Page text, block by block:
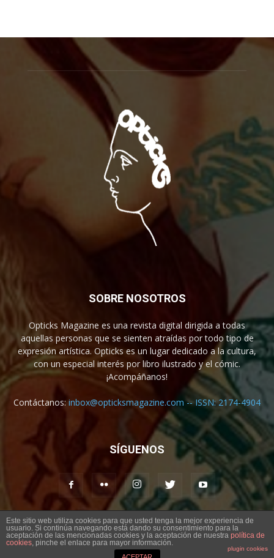
SOBRE NOSOTROS
Opticks Magazine es una revista digital dirigida a todas
aquellas personas que se sienten atraídas por todo tipo de
expresión artística. Opticks es un lugar dedicado a la cultura,
con un especial interés por libro ilustrado y el cómic.
¡Acompáñanos!
Contáctanos:inbox@opticksmagazine.com -- ISSN: 2174-4904
SÍGUENOS
Aviso legal Contacto
© Opticks Magazine 2019
Este sitio web utiliza cookies para que usted tenga la mejor experiencia de
usuario. Si continúa navegando está dando su consentimiento para la
aceptación de las mencionadas cookies y la aceptación de nuestra política de
cookies, pinche el enlace para mayor información.
plugin cookies